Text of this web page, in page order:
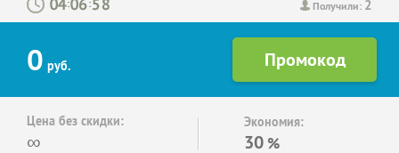
Получили: 2
: :
0 руб.
Цена без скидки:
∞
Экономия:
30 %